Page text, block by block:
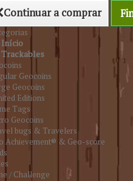
Continuar a comprar
Início
Trackables
Geocoins
Geocoins
Editions
Tags
Geocoins
bugs & Travelers
Achievement® & Geo-score
/ Challenge